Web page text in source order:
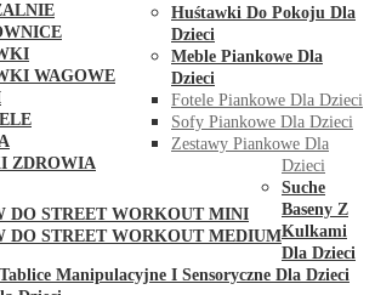
WAGOWE
ZDROWIA
DO STREET WORKOUT MINI
DO STREET WORKOUT MEDIUM
Huśtawki Do Pokoju Dla
Dzieci
Meble Piankowe Dla
Dzieci
Fotele Piankowe Dla Dzieci
Sofy Piankowe Dla Dzieci
Zestawy Piankowe Dla
Dzieci
Suche
Baseny Z
Kulkami
Dla Dzieci
Tablice Manipulacyjne I Sensoryczne Dla Dzieci